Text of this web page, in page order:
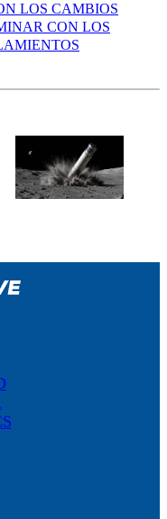
LOS CAMBIOS
CON LOS